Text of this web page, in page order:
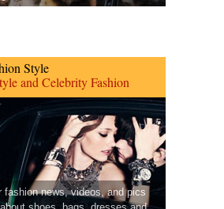
Style
and Celebrity Fashion
fashion news, videos, and pics